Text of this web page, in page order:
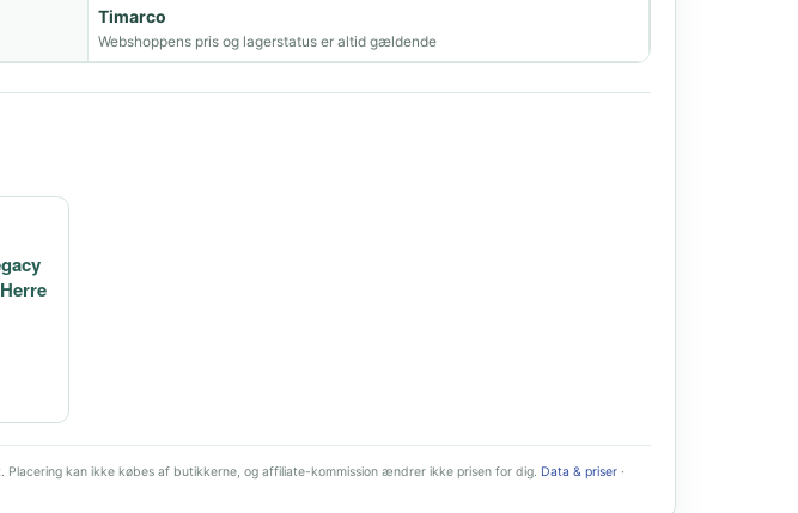
Timarco
Webshoppens pris og lagerstatus er altid gældende
kan ikke købes af butikkerne, og affiliate-kommission ændrer ikke prisen for dig. Data & priser ·